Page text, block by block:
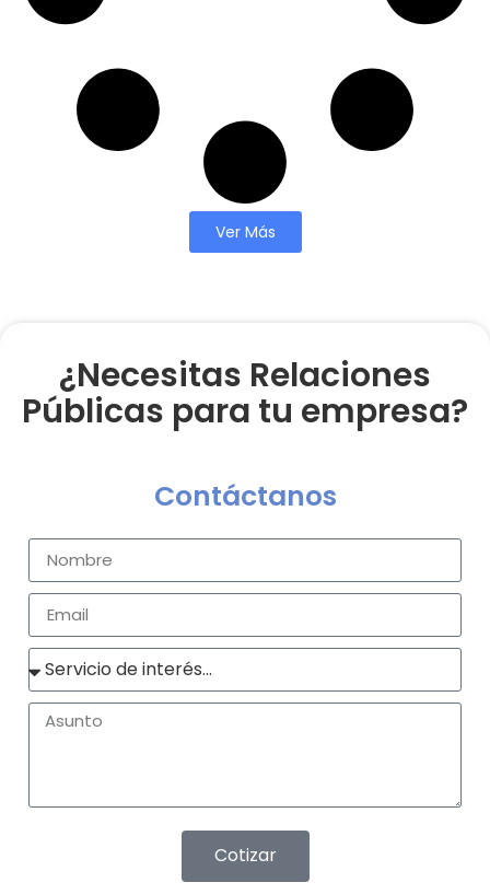
Ver Más
¿Necesitas Relaciones
Públicas para tu empresa?
Contáctanos
Cotizar